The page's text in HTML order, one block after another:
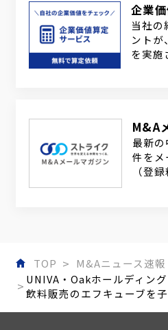
企業
当社の
ントが
を実施
M&A
最新
件を
（登
TOP
M&Aニュース速報
UNIVA・Oakホールディン
飲料販売のエフキューブを